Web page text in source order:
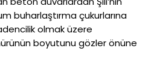
buharlaştırma çukurlarına
olmak üzere
boyutunu gözler önüne